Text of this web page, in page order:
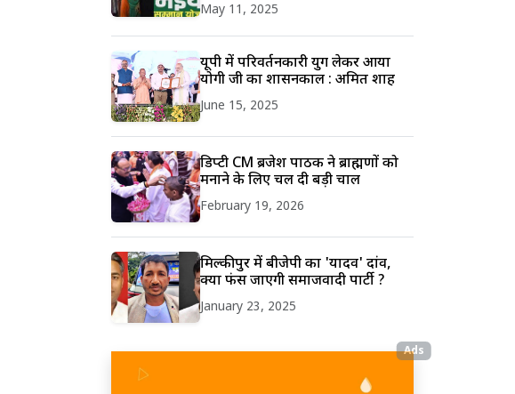
May 11, 2025
यूपी में परिवर्तनकारी युग लेकर आया
योगी जी का शासनकाल : अमित शाह
June 15, 2025
डिप्टी CM ब्रजेश पाठक ने ब्राह्मणों को
मनाने के लिए चल दी बड़ी चाल
February 19, 2026
मिल्कीपुर में बीजेपी का 'यादव' दांव,
क्या फंस जाएगी समाजवादी पार्टी ?
January 23, 2025
Ads